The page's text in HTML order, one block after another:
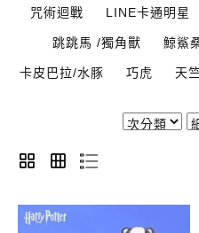
咒術迴戰 LINE卡通明星
跳跳馬 /獨角獸 鯨鯊
卡皮巴拉/水豚 巧虎 天